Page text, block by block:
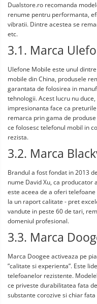
Dualstore.ro recomanda
renume pentru performanta,
vibratii. Dintre acestea se
etc.
3.1. Marca
Ulefone Mobile este unul
mobile din China, produsele
garantata de folosirea in
tehnologii. Acest lucru nu
impresionanta face ca
remarca prin gama de
ce folosesc telefonul mobil in
rezista.
3.2. Marca
Brandul a fost fondat in 2013
nume David Xu, ca producator
este aceea de a oferi
la un raport calitate - pret
vandute in peste 60 de tari,
domeniul profesional.
3.3. Marca
Marca Doogee activeaza pe
”calitate si experienta”. Este
telefoanelor rezistente.
ce priveste durabilitatea fata
substante corozive si chiar